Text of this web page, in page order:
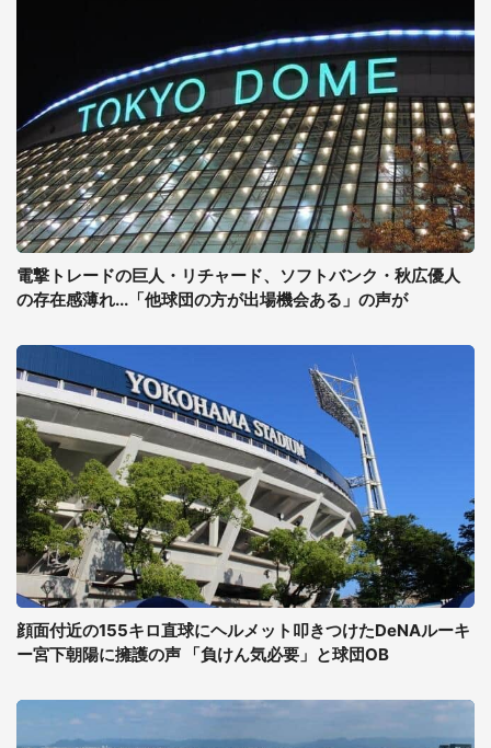
電撃トレードの巨人・リチャード、ソフトバンク・秋広優人
の存在感薄れ...「他球団の方が出場機会ある」の声が
顔面付近の155キロ直球にヘルメット叩きつけたDeNAルーキ
ー宮下朝陽に擁護の声 「負けん気必要」と球団OB